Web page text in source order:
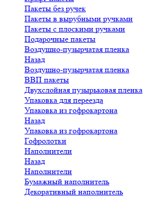
Пакеты без ручек
Пакеты в вырубными ручками
Пакеты с плоскими ручками
Подарочные пакеты
Воздушно-пузырчатая пленка
Назад
Воздушно-пузырчатая пленка
ВВП пакеты
Двухслойная пузырьковая пленка
Упаковка для переезда
Упаковка из гофрокартона
Назад
Упаковка из гофрокартона
Гофролотки
Наполнители
Назад
Наполнители
Бумажный наполнитель
Декоративный наполнитель